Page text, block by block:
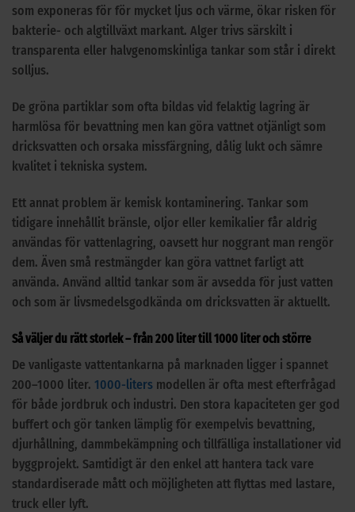
som exponeras för för mycket ljus och värme, ökar risken för
bakterie- och algtillväxt markant. Alger trivs särskilt i
transparenta eller halvgenomskinliga tankar som står i direkt
solljus.
De gröna partiklar som ofta bildas vid felaktig lagring är
harmlösa för bevattning men kan göra vattnet otjänligt som
dricksvatten och orsaka missfärgning, dålig lukt och sämre
kvalitet i tekniska system.
Ett annat problem är kemisk kontaminering. Tankar som
tidigare innehållit bränsle, oljor eller kemikalier får aldrig
användas för vattenlagring, oavsett hur noggrant man rengör
dem. Även små restmängder kan göra vattnet farligt att
använda. Använd alltid tankar som är avsedda för just vatten
och som är livsmedelsgodkända om dricksvatten är aktuellt.
Så väljer du rätt storlek – från 200 liter till 1000 liter och större
De vanligaste vattentankarna på marknaden ligger i spannet
200–1000 liter. 1000-liters modellen är ofta mest efterfrågad
för både jordbruk och industri. Den stora kapaciteten ger god
buffert och gör tanken lämplig för exempelvis bevattning,
djurhållning, dammbekämpning och tillfälliga installationer vid
byggprojekt. Samtidigt är den enkel att hantera tack vare
standardiserade mått och möjligheten att flyttas med lastare,
truck eller lyft.